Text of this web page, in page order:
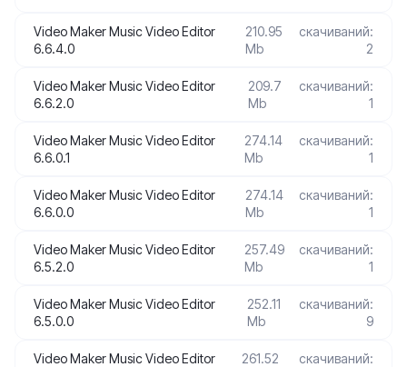
Video Maker Music Video Editor
6.6.4.0
210.95
Mb
скачиваний:
2
Video Maker Music Video Editor
6.6.2.0
209.7
Mb
скачиваний:
1
Video Maker Music Video Editor
6.6.0.1
274.14
Mb
скачиваний:
1
Video Maker Music Video Editor
6.6.0.0
274.14
Mb
скачиваний:
1
Video Maker Music Video Editor
6.5.2.0
257.49
Mb
скачиваний:
1
Video Maker Music Video Editor
6.5.0.0
252.11
Mb
скачиваний:
9
Video Maker Music Video Editor 261.52 скачиваний: